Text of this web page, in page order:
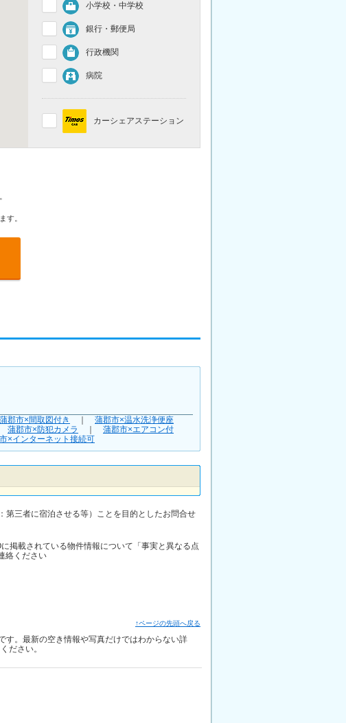
小学校・中学校
銀行・郵便局
行政機関
病院
カーシェアステーション
す。
蒲郡市×間取図付き
蒲郡市×温水洗浄便座
蒲郡市×防犯カメラ
蒲郡市×エアコン付
×インターネット接続可
第三者に宿泊させる等）ことを目的としたお問合せ
掲載されている物件情報について「事実と異なる点
絡ください
↑ページの先頭へ戻る
す。最新の空き情報や写真だけではわからない詳
ださい。